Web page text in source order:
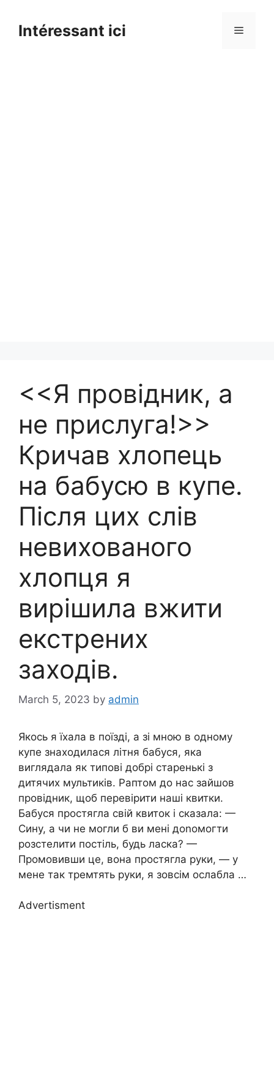
contentIntéressant ici Menu
<<Я провідник, а
не прислуга!>>
Кричав хлопець
на бабусю в купе.
Після цих слів
невихованого
хлопця я
вирішила вжити
екстрених
заходів.
March 5, 2023 by admin
Якось я їхала в поїзді, а зі мною в одному
купе знаходилася літня бабуся, яка
виглядала як типові добрі старенькі з
дитячих мультиків. Раптом до нас зайшов
провідник, щоб перевірити наші квитки.
Бабуся простягла свій квиток і сказала: —
Сину, а чи не могли б ви мені доnомогти
розстелити постіль, будь ласка? —
Промовивши це, вона простягла руки, — у
мене так тремтять руки, я зовсім ослабла …
Advertisment